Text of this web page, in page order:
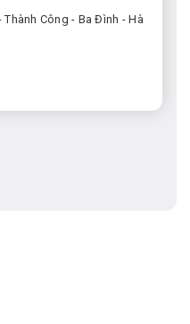
Công - Ba Đình - Hà